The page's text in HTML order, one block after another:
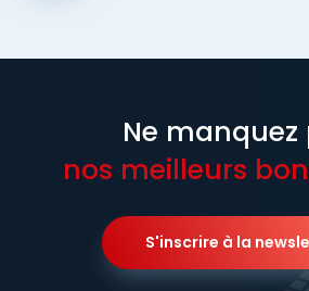
Ne manquez
nos meilleurs
S'inscrire à la